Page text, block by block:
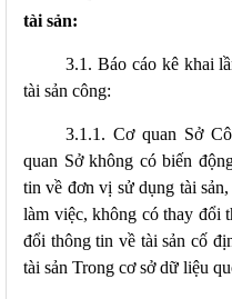
tài sản:
3.1. Báo cáo kê khai
tài sản công:
3.1.1. Cơ quan Sở
quan Sở không có biến
tin về đơn vị sử dụng tài
làm việc, không có thay đổi
đổi thông tin về tài sản cố
tài sản Trong cơ sở dữ liệu